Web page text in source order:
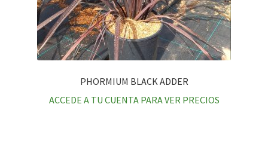
PHORMIUM BLACK ADDER
ACCEDE A TU CUENTA PARA VER PRECIOS